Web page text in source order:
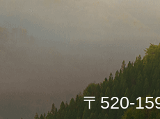
〒520-